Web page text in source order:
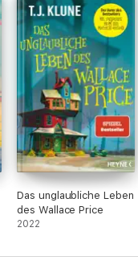
Das unglaubliche Leben
des Wallace Price
2022